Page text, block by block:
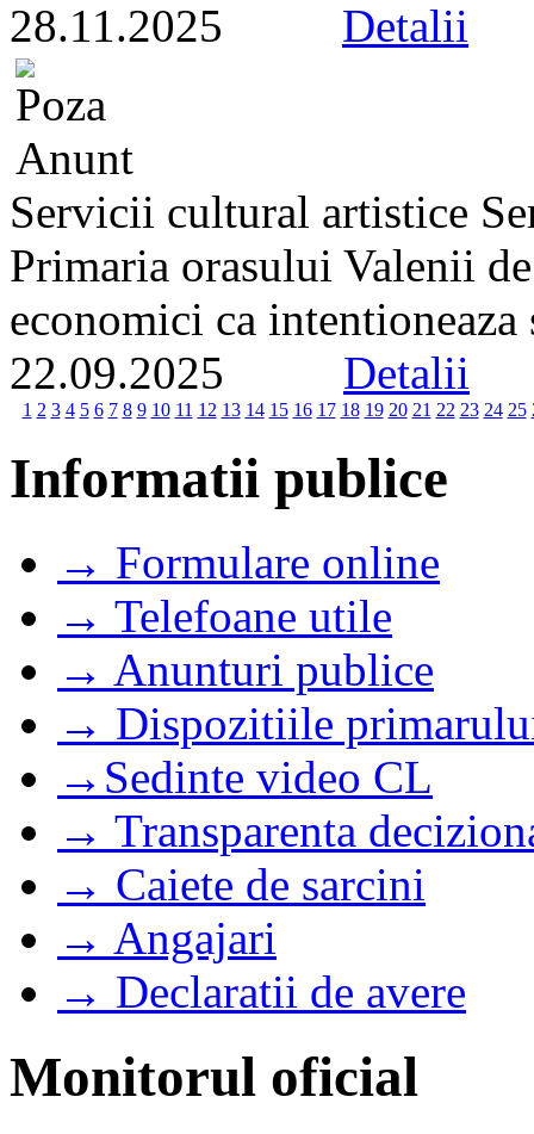
28.11.2025 Detalii
Servicii cultural artistice
Primaria orasului Valenii
economici ca
22.09.2025 Detalii
1 2 3 4 5 6 7 8 9 10 11 12 13 14 15 16 17 18 19 20 21 22 23 24 25
Informatii publice
→ Formulare online
→ Telefoane utile
→ Anunturi publice
→ Dispozitiile
→Sedinte video CL
→ Transparenta
→ Caiete de sarcini
→ Angajari
→ Declaratii de avere
Monitorul oficial